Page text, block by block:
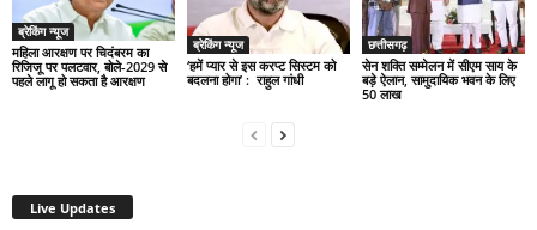
ब्रेकिंग न्यूज
महिला आरक्षण पर चिदंबरम का
रिजिजू पर पलटवार, बोले-2029 से
पहले लागू हो सकता है आरक्षण
ब्रेकिंग न्यूज
‘हमें प्यार से इस करप्ट सिस्टम को
बदलना होगा’ : राहुल गांधी
छत्तीसगढ़
सेन शक्ति सम्मेलन में सीएम साय के
बड़े ऐलान, सामुदायिक भवन के लिए
50 लाख
Live Updates